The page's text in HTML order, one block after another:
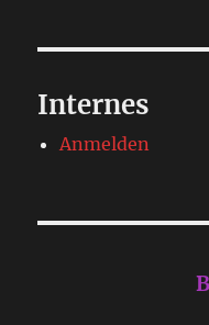
Internes
Anmelden